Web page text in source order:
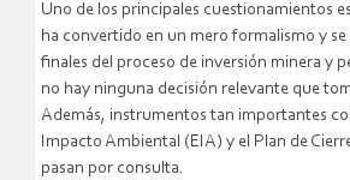
Uno de los principales cuestionamientos
ha convertido en un mero formalismo y se
finales del proceso de inversión minera y
no hay ninguna decisión relevante que
Además, instrumentos tan importantes
Impacto Ambiental (EIA) y el Plan de
pasan por consulta.